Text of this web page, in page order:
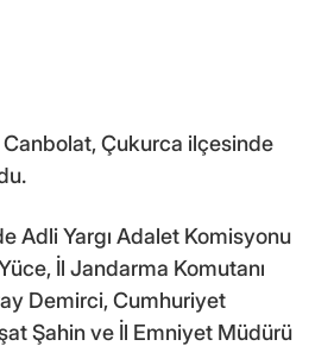
Canbolat, Çukurca ilçesinde
Adli Yargı Adalet Komisyonu
İl Jandarma Komutanı
Demirci, Cumhuriyet
Şahin ve İl Emniyet Müdürü